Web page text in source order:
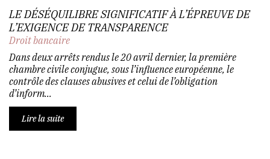
LE DÉSÉQUILIBRE SIGNIFICATIF À L’ÉPREUVE DE
L’EXIGENCE DE TRANSPARENCE
Droit bancaire
Dans deux arrêts rendus le 20 avril dernier, la première
chambre civile conjugue, sous l’influence européenne, le
contrôle des clauses abusives et celui de l’obligation
d’inform...
Lire la suite